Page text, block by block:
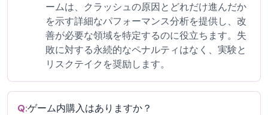
ームは、クラッシュの原因とどれだけ進んだか
を示す詳細なパフォーマンス分析を提供し、改
善が必要な領域を特定するのに役立ちます。失
敗に対する永続的なペナルティはなく、実験と
リスクテイクを奨励します。
Q:ゲーム内購入はありますか？